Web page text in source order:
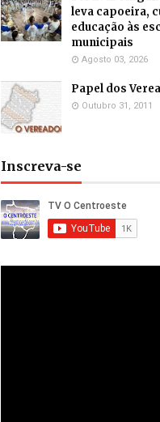
leva capoeira,
educação às
municipais
Agosto 03, 2026
Papel dos
Outubro 31, 2011
Inscreva-se